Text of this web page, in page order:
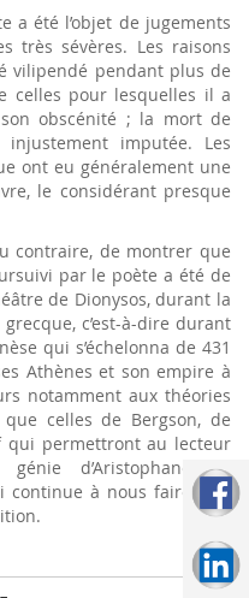
a été l’objet de jugements
très sévères. Les raisons
vilipendé pendant plus de
celles pour lesquelles il a
obscénité ; la mort de
imputée. Les
ont eu généralement une
le considérant presque
contraire, de montrer que
par le poète a été de
de Dionysos, durant la
c’est-à-dire durant
qui s’échelonna de 431
Athènes et son empire à
notamment aux théories
celles de Bergson, de
qui permettront au lecteur
d’Aristophane, ce
continue à nous faire rire,